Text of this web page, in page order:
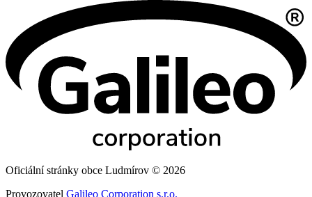
Oficiální stránky obce Ludmírov © 2026
Provozovatel Galileo Corporation s.r.o.